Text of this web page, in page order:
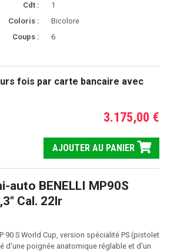
Cdt :
1
Coloris :
Bicolore
Coups :
6
fois par carte bancaire avec
3.175,00 €
AJOUTER AU PANIER
auto BENELLI MP90S
Cal. 22lr
90 S World Cup, version spécialité PS (pistolet
d'une poignée anatomique réglable et d'un